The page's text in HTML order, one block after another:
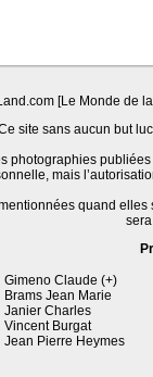
[Le Monde de
site sans aucun but
photographies
mais
quand
Gimeno Claude (+)
Brams Jean Marie
Janier Charles
Vincent Burgat
Jean Pierre Heymes